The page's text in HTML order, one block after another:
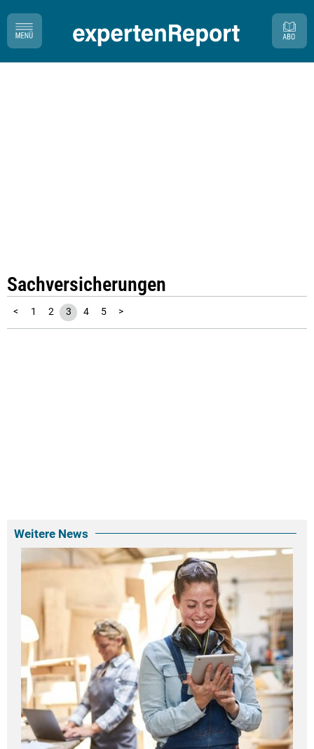
Sachversicherungen
< 1 2 3 4 5 >
Weitere News